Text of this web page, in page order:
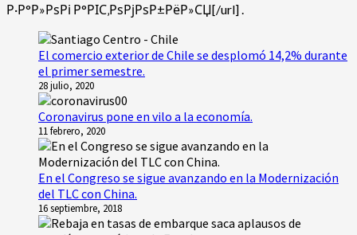
Р·Р°Р»РѕРі Р°РІС‚РѕРјРѕР±РёР»СЏ[/url] .
El comercio exterior de Chile se desplomó 14,2% durante
el primer semestre.
28 julio, 2020
Coronavirus pone en vilo a la economía.
11 febrero, 2020
En el Congreso se sigue avanzando en la Modernización
del TLC con China.
16 septiembre, 2018